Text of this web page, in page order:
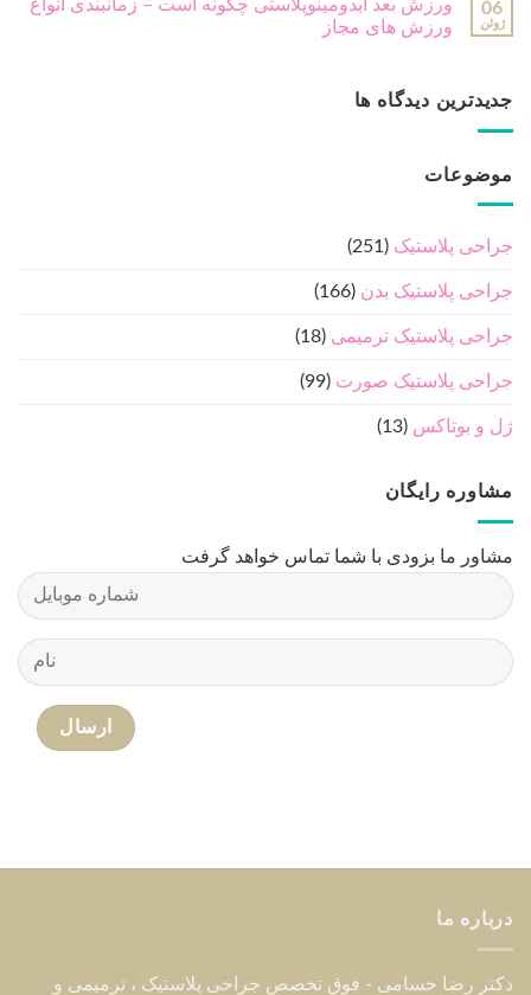
06
ژوئن
ورزش بعد ابدومینوپلاستی چگونه است – زمانبندی انواع
ورزش های مجاز
جدیدترین دیدگاه ها
موضوعات
جراحی پلاستیک (251)
جراحی پلاستیک بدن (166)
جراحی پلاستیک ترمیمی (18)
جراحی پلاستیک صورت (99)
ژل و بوتاکس (13)
مشاوره رایگان
مشاور ما بزودی با شما تماس خواهد گرفت
درباره ما
دکتر رضا حسامی - فوق تخصص جراحی پلاستیک ، ترمیمی و